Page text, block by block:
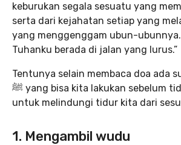
keburukan segala sesuatu yang
serta dari kejahatan setiap yang
yang menggenggam ubun-
Tuhanku berada di jalan yang lurus.”
Tentunya selain membaca doa ada
ﷺ yang bisa kita lakukan sebelum tidur. Tujuannya
untuk melindungi tidur kita dari
1. Mengambil wudu